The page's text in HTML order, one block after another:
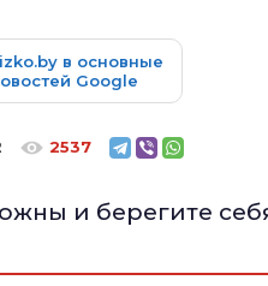
в основные
Google
2537
и берегите